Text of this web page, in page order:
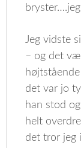
Jeg vidste
– og det
det var jo
han stod
helt
det tror jeg